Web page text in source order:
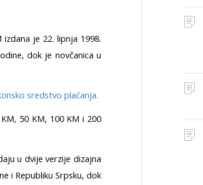
je 22. lipnja 1998.
dok je novčanica u
sredstvo plaćanja.
50 KM, 100 KM i 200
u dvije verzije dizajna
i Republiku Srpsku, dok